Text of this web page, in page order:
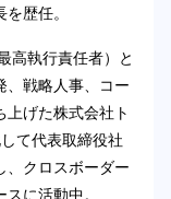
歴任。
高執行責任者）と
、戦略人事、コー
上げた株式会社ト
て代表取締役社
、クロスボーダー
に活動中。